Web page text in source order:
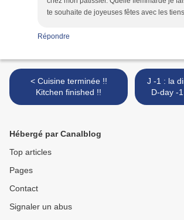
te souhaite de joyeuses fêtes avec les
Répondre
< Cuisine terminée !!
Kitchen finished !!
J -1 : la
D-day -
Hébergé par Canalblog
Top articles
Pages
Contact
Signaler un abus